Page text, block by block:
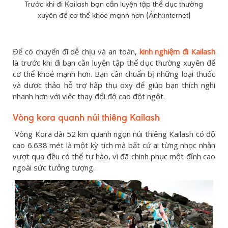
Trước khi đi Kailash bạn cần luyện tập thể dục thường
xuyên để cơ thể khoẻ mạnh hơn (Ảnh:internet)
Để có chuyến đi dễ chịu và an toàn, kinh nghiệm đi Kailash
là trước khi đi bạn cần luyện tập thể dục thường xuyên để
cơ thể khoẻ mạnh hơn. Bạn cần chuẩn bị những loại thuốc
và dược thảo hỗ trợ hấp thụ oxy để giúp bạn thích nghi
nhanh hơn với việc thay đổi độ cao đột ngột.
Vòng kora quanh núi thiêng Kailash
Vòng Kora dài 52 km quanh ngọn núi thiêng Kailash có độ
cao 6.638 mét là một kỳ tích mà bất cứ ai từng nhọc nhằn
vượt qua đều có thể tự hào, vì đã chinh phục một đỉnh cao
ngoài sức tưởng tượng.